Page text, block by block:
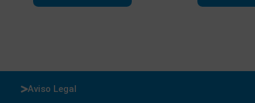
Aviso Legal